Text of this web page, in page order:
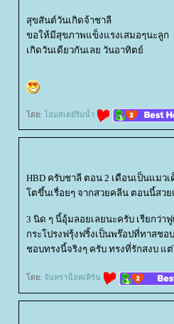
สุขสันต์วันเกิดจ้าชาลี
ขอให้มีสุขภาพแข็งแรงเสมอๆนะลูก
เกิดวันเดียวกันเลย วันอาทิตย์
ดย: ฮมสเตย์ริมน้ำ
HBD ครับชาลี ตอน 2 เดือนเป็นแมว
ตขึ้นเรื่อยๆ จากสวยคลีน ตอนนี้สวย
3 นิด ๆ นี้อุ้มลอยเลยนะครับ เรียกว่า
กระโปรงฟรุ้งฟริ้งเป็นพร๊อปที่ทาสช
ชอบทรงนี้จริงๆ ครับ ทรงที่รักสงบ
ดย: จันทราน็อคเทิร์น